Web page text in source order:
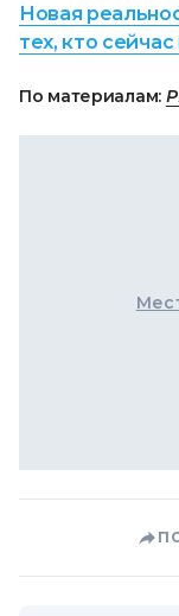
Новая
тех, кто
По материалам: